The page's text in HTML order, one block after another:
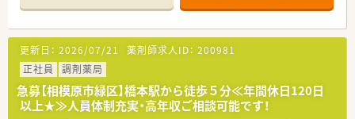
【店舗情報と応需状況について】
■JR横浜線の相原駅からバスで11分ほどの立地にあり、近隣の
広瀬病院から多岐にわたる処方箋を応需している薬局です。
■呼吸器科、内科、整形外科、循環器科など幅広い科目を1日125
枚ほど応需しており、豊富な知識を習得することが可能です。
■薬剤師は常勤1名とパート10名が在籍し、常時4名体制を敷く
ことで一人ひとりの負担を軽減し安全な調剤を実現していま
す。
更新日： 2026/07/21 薬剤師求人ID： 200981
正社員
調剤薬局
急募【相模原市緑区】橋本駅から徒歩５分≪年間休日120日
以上★≫人員体制充実・高年収ご相談可能です！